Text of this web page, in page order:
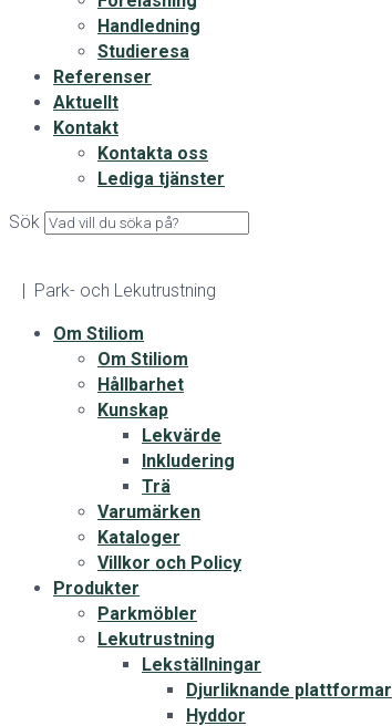
Handledning
Studieresa
Referenser
Aktuellt
Kontakt
Kontakta oss
Lediga tjänster
Sök
| Park- och Lekutrustning
Om Stiliom
Om Stiliom
Hållbarhet
Kunskap
Lekvärde
Inkludering
Trä
Varumärken
Kataloger
Villkor och Policy
Produkter
Parkmöbler
Lekutrustning
Lekställningar
Djurliknande plattformar
Hyddor